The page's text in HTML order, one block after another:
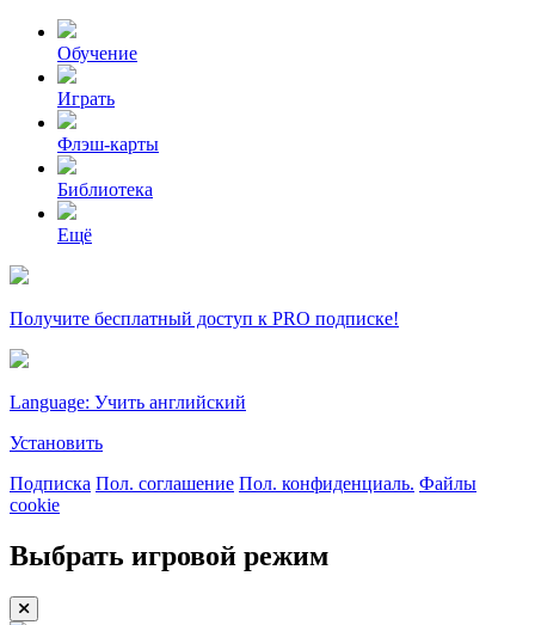
Обучение
Играть
Флэш-карты
Библиотека
Ещё
Получите бесплатный доступ к PRO подписке!
Language: Учить английский
Установить
Подписка Пол. соглашение Пол. конфиденциаль. Файлы
cookie
Выбрать игровой режим